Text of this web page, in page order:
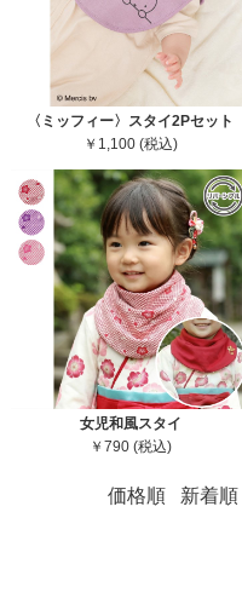
〈ミッフィー〉スタイ2Pセット
￥1,100 (税込)
女児和風スタイ
￥790 (税込)
価格順 新着順